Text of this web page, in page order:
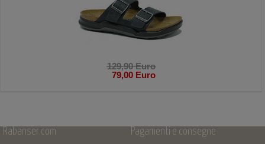
129,90 Euro
79,00 Euro
Rabanser.com Pagamenti e consegne